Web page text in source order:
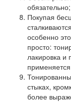
обязательно;
Покупая
особенно
просто:
лакировка и
стыках,
более